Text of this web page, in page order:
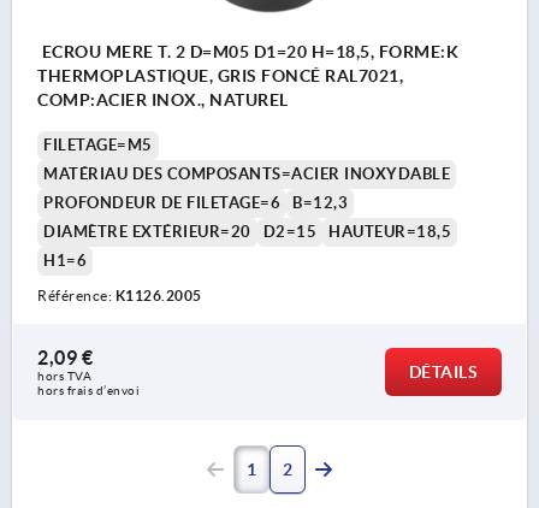
ECROU MERE T. 2 D=M05 D1=20 H=18,5, FORME:K
THERMOPLASTIQUE, GRIS FONCÉ RAL7021,
COMP:ACIER INOX., NATUREL
FILETAGE=M5
MATÉRIAU DES COMPOSANTS=ACIER INOXYDABLE
PROFONDEUR DE FILETAGE=6
B=12,3
DIAMÈTRE EXTÉRIEUR=20
D2=15
HAUTEUR=18,5
H1=6
Référence: K1126.2005
2,09 €
hors TVA
hors frais d’envoi
DÉTAILS
1 2